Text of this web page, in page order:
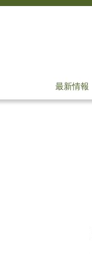
最新情報